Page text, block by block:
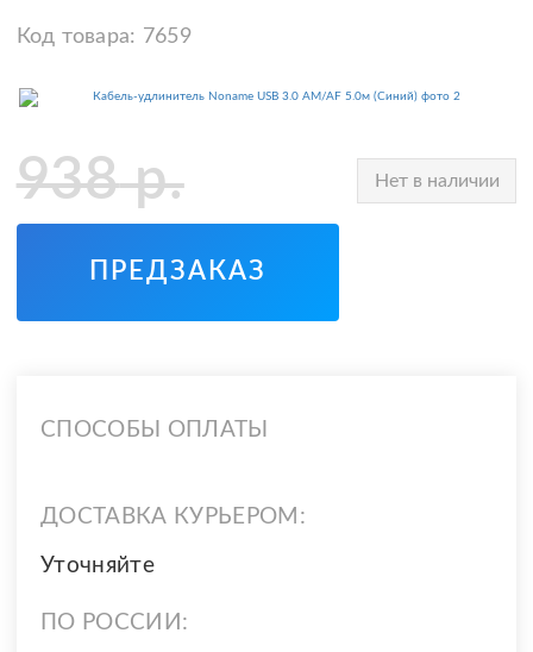
Код товара: 7659
938р. Нет в наличии
ПРЕДЗАКАЗ
СПОСОБЫ ОПЛАТЫ
ДОСТАВКА КУРЬЕРОМ:
Уточняйте
ПО РОССИИ: